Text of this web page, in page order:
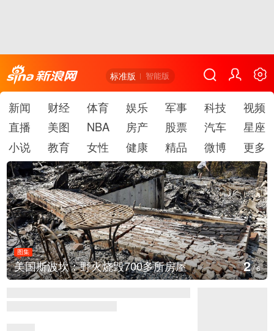
标准版 智能版
新闻 财经 体育 娱乐 军事 科技
视频
直播
美图 NBA 房产 股票 汽车
星座
小说
教育 女性 健康 精品 微博 更多
图集
美国斯波坎：野火烧毁700多所房屋 2/6